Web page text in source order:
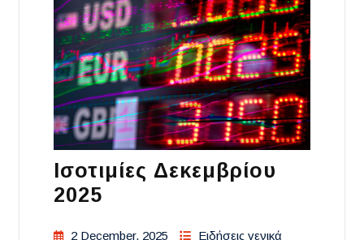
Ισοτιμίες Δεκεμβρίου
2025
2 December, 2025
Ειδήσεις γενικά